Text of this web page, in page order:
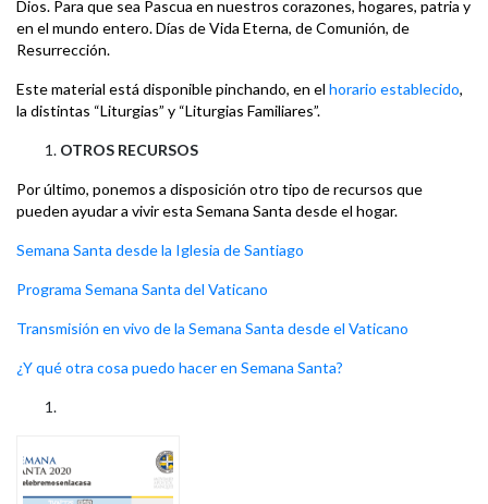
Dios. Para que sea Pascua en nuestros corazones, hogares, patria y
en el mundo entero. Días de Vida Eterna, de Comunión, de
Resurrección.
Este material está disponible pinchando, en el horario establecido,
la distintas “Liturgias” y “Liturgias Familiares”.
OTROS RECURSOS
Por último, ponemos a disposición otro tipo de recursos que
pueden ayudar a vivir esta Semana Santa desde el hogar.
Semana Santa desde la Iglesia de Santiago
Programa Semana Santa del Vaticano
Transmisión en vivo de la Semana Santa desde el Vaticano
¿Y qué otra cosa puedo hacer en Semana Santa?